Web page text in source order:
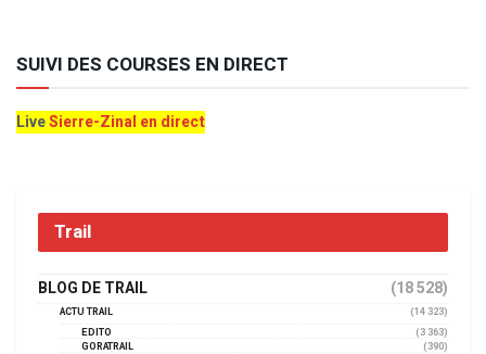
SUIVI DES COURSES EN DIRECT
LiveSierre-Zinal en direct
Trail
BLOG DE TRAIL (18 528)
ACTU TRAIL
(14 323)
EDITO
(3 363)
GORATRAIL
(390)